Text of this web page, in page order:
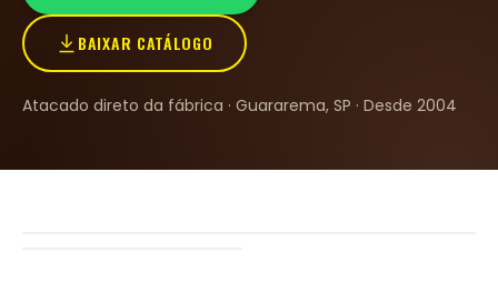
BAIXAR CATÁLOGO
Atacado direto da fábrica · Guararema, SP · Desde 2004